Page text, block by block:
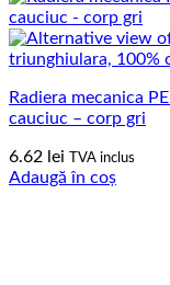
Radiera mecanica
cauciuc – corp gri
6.62 lei TVA inclus
Adaugă în coș